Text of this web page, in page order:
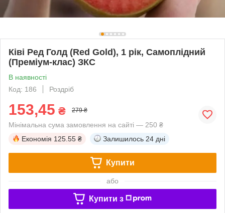
Ківі Ред Голд (Red Gold), 1 рік, Самоплідний
(Преміум-клас) ЗКС
В наявності
Код: 186
Роздріб
153,45 ₴ 279 ₴
Мінімальна сума замовлення на сайті — 250 ₴
Економія 125.55 ₴ Залишилось 24 дні
Купити
або
Купити з